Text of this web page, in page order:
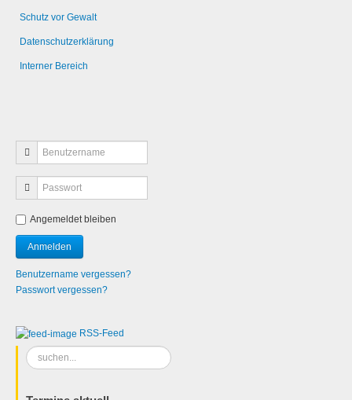
Schutz vor Gewalt
Datenschutzerklärung
Interner Bereich
Angemeldet bleiben
Benutzername vergessen?
Passwort vergessen?
RSS-Feed
Suchen
...